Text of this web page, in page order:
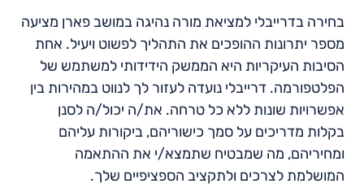
בחירה בדרייבלי למציאת מורה נהיגה במושב פארן מציעה
מספר יתרונות ההופכים את התהליך לפשוט ויעיל. אחת
הסיבות העיקריות היא הממשק הידידותי למשתמש של
הפלטפורמה. דרייבלי נועדה לעזור לך לנווט במהירות בין
אפשרויות שונות ללא כל טרחה. את/ה יכול/ה לסנן
בקלות מדריכים על סמך כישוריהם, ביקורות עליהם
ומחיריהם, מה שמבטיח שתמצא/י את ההתאמה
המושלמת לצרכים ולתקציב הספציפיים שלך.